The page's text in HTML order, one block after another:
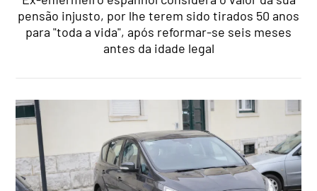
pensão injusto, por lhe terem sido tirados 50 anos
para "toda a vida", após reformar-se seis meses
antes da idade legal